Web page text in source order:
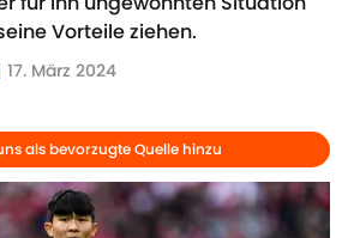
Vorteile ziehen.
17. März 2024
als bevorzugte Quelle hinzu